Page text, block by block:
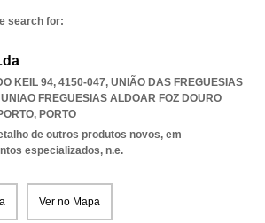
search for:
KEIL 94, 4150-047, UNIÃO DAS FREGUESIAS
UNIAO FREGUESIAS ALDOAR FOZ DOURO
, PORTO
de outros produtos novos, em
especializados, n.e.
Ver no Mapa